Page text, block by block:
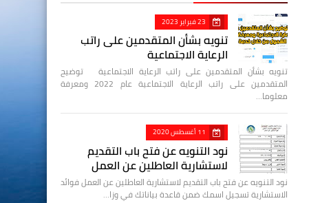
23 فبراير 2023
تنويه بشأن المتقدمين على راتب
الرعاية الاجتماعية
تنويه بشأن المتقدمين على راتب الرعاية الاجتماعية توضيح
المتقدمين على راتب الرعاية الاجتماعية عام 2022 ومعرفة
معلوما…
11 أغسطس 2020
نود التنويه عن فتح باب التقديم
لاستشارية العاطلين عن العمل
نود التنويه عن فتح باب التقديم لاستشارية العاطلين عن العمل فوائد
الاستشارية تسجيل اسمك ضمن قاعدة بياناتك في وزا…